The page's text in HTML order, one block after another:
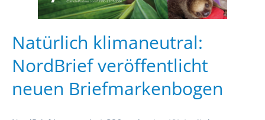
Natürlich klimaneutral:
NordBrief veröffentlicht
neuen Briefmarkenbogen